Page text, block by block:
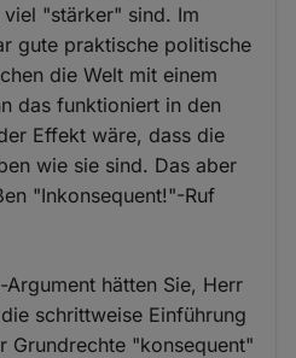
"stärker" sind. Im
gute praktische politische
die Welt mit einem
das funktioniert in den
Effekt wäre, dass die
wie sie sind. Das aber
"Inkonsequent!"-Ruf
hätten Sie, Herr
schrittweise Einführung
Grundrechte "konsequent"